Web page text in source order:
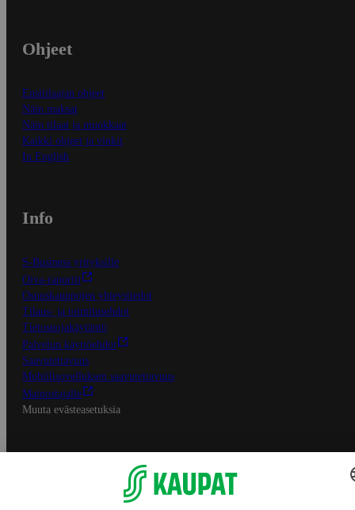
Ohjeet
Ensitilaajan ohjeet
Näin maksat
Näin tilaat ja muokkaat
Kaikki ohjeet ja vinkit
In English
Info
S-Business yrityksille
Oiva-raportit
Osuuskauppojen yhteystiedot
Tilaus- ja toimitusehdot
Tietosuojakäytäntö
Palvelun käyttöehdot
Saavutettavuus
Mobiilisovelluksen saavutettavuus
Mainostajalle
Muuta evästeasetuksia
S-ryhmän palvelut